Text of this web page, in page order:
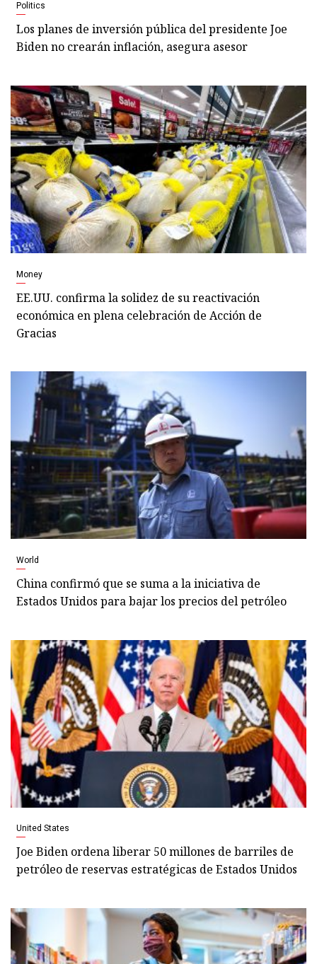
Politics
Los planes de inversión pública del presidente Joe
Biden no crearán inflación, asegura asesor
Money
EE.UU. confirma la solidez de su reactivación
económica en plena celebración de Acción de
Gracias
World
China confirmó que se suma a la iniciativa de
Estados Unidos para bajar los precios del petróleo
United States
Joe Biden ordena liberar 50 millones de barriles de
petróleo de reservas estratégicas de Estados Unidos